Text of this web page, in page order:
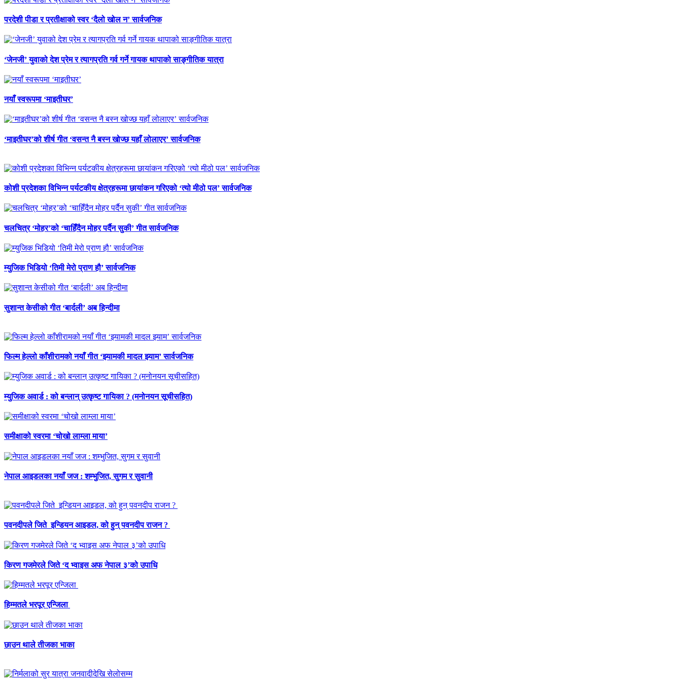
परदेशी पीडा र प्रतीक्षाको स्वर ‘दैलो खोल न’ सार्वजनिक
‘जेनजी’ युवाको देश प्रेम र त्यागप्रति गर्व गर्ने गायक थापाको साङ्गीतिक यात्रा
नयाँ स्वरूपमा ‘माइतीघर’
‘माइतीघर’को शीर्ष गीत ‘वसन्त नै बस्न खोज्छ यहाँ लोलाएर’ सार्वजनिक
कोशी प्रदेशका विभिन्न पर्यटकीय क्षेत्रहरूमा छायांकन गरिएको ‘त्यो मीठो पल’ सार्वजनिक
चलचित्र ‘मोहर’को ‘चाहिँदैन मोहर पर्दैन सुकी’ गीत सार्वजनिक
म्युजिक भिडियो ‘तिमी मेरो प्राण हौ’ सार्वजनिक
सुशान्त केसीको गीत ‘बार्दली’ अब हिन्दीमा
फिल्म हेल्लो काँशीरामको नयाँ गीत ‘झ्यामकी मादल झ्याम’ सार्वजनिक
म्युजिक अवार्ड : को बन्लान् उत्कृष्ट गायिका ? (मनोनयन सूचीसहित)
समीक्षाको स्वरमा ‘चोखो लाम्ला माया’
नेपाल आइडलका नयाँ जज : शम्भुजित, सुगम र सुवानी
पवनदीपले जिते इन्डियन आइडल, को हुन् पवनदीप राजन ?
किरण गजमेरले जिते ‘द भ्वाइस अफ नेपाल ३’को उपाधि
हिम्मतले भरपूर एन्जिला
छाउन थाले तीजका भाका